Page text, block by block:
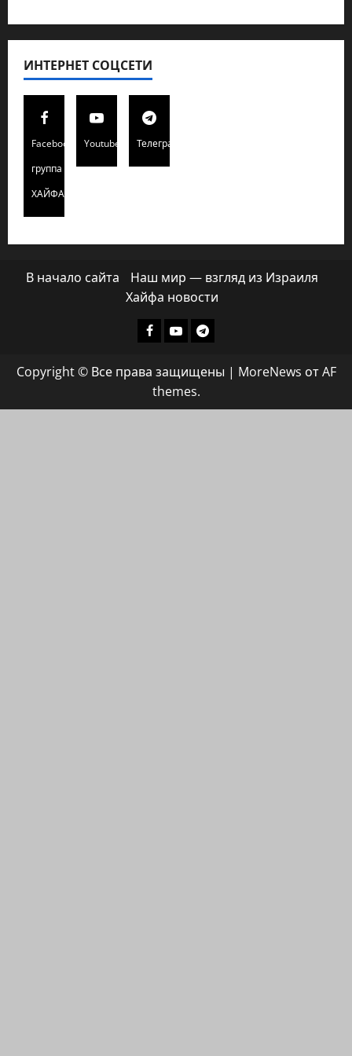
ИНТЕРНЕТ СОЦСЕТИ
Facebook
группа
ХАЙФАИНФО
Youtube Телеграмм
В начало сайта
Наш мир — взгляд из Израиля
Хайфа новости
Facebook
ХАЙФАИНФО
YoutubeТелеграмм
Copyright © Все права защищены | MoreNews от AF
themes.